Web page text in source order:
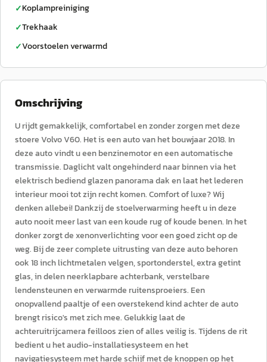
✓Koplampreiniging
✓Trekhaak
✓Voorstoelen verwarmd
Omschrijving
U rijdt gemakkelijk, comfortabel en zonder zorgen met deze
stoere Volvo V60. Het is een auto van het bouwjaar 2018. In
deze auto vindt u een benzinemotor en een automatische
transmissie. Daglicht valt ongehinderd naar binnen via het
elektrisch bediend glazen panorama dak en laat het lederen
interieur mooi tot zijn recht komen. Comfort of luxe? Wij
denken allebei! Dankzij de stoelverwarming heeft u in deze
auto nooit meer last van een koude rug of koude benen. In het
donker zorgt de xenonverlichting voor een goed zicht op de
weg. Bij de zeer complete uitrusting van deze auto behoren
ook 18 inch lichtmetalen velgen, sportonderstel, extra getint
glas, in delen neerklapbare achterbank, verstelbare
lendensteunen en verwarmde ruitensproeiers. Een
onopvallend paaltje of een overstekend kind achter de auto
brengt risico's met zich mee. Gelukkig laat de
achteruitrijcamera feilloos zien of alles veilig is. Tijdens de rit
bedient u het audio-installatiesysteem en het
navigatiesysteem met harde schijf met de knoppen op het